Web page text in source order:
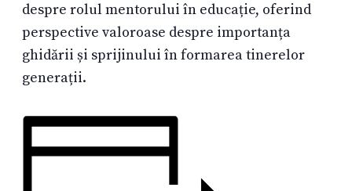
despre rolul mentorului în educație, oferind
perspective valoroase despre importanța
ghidării și sprijinului în formarea tinerelor
generații.